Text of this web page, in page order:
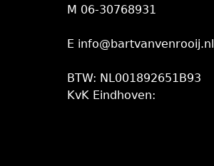
M 06-30768931
E info@bartvanvenrooij.nl
BTW: NL001892651B93
KvK Eindhoven: